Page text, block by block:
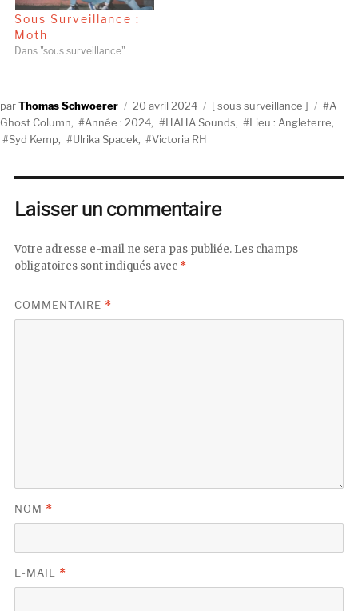
Sous Surveillance :
Moth
Dans "sous surveillance"
AuteurThomas Schwoerer
Publié
le
20 avril 2024 Catégories
sous surveillance
A
Ghost Column
Année : 2024 HAHA Sounds Lieu : Angleterre
Syd Kemp
Ulrika Spacek, Victoria RH
Laisser un commentaire
Votre adresse e-mail ne sera pas publiée. Les champs
obligatoires sont indiqués avec *
COMMENTAIRE *
NOM *
E-MAIL *